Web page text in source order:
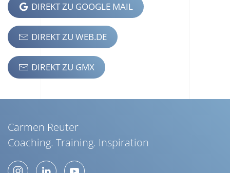
DIREKT ZU GOOGLE MAIL
DIREKT ZU WEB.DE
DIREKT ZU GMX
Carmen Reuter
Coaching. Training. Inspiration